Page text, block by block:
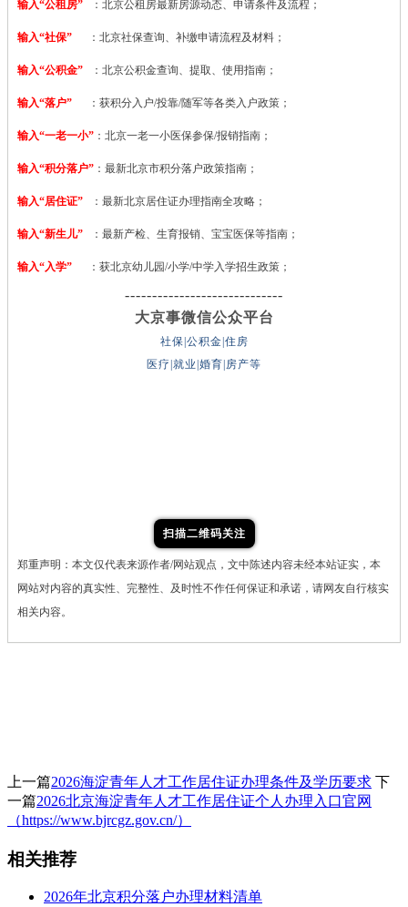
输入“公租房” ：北京公租房最新房源动态、申请条件及流程；
输入“社保” ：北京社保查询、补缴申请流程及材料；
输入“公积金” ：北京公积金查询、提取、使用指南；
输入“落户” ：获积分入户/投靠/随军等各类入户政策；
输入“一老一小” ：北京一老一小医保参保/报销指南；
输入“积分落户” ：最新北京市积分落户政策指南；
输入“居住证” ：最新北京居住证办理指南全攻略；
输入“新生儿” ：最新产检、生育报销、宝宝医保等指南；
输入“入学” ：获北京幼儿园/小学/中学入学招生政策；
-----------------------------
大京事微信公众平台
社保|公积金|住房
医疗|就业|婚育|房产等
扫描二维码关注
郑重声明：本文仅代表来源作者/网站观点，文中陈述内容未经本站证实，本
网站对内容的真实性、完整性、及时性不作任何保证和承诺，请网友自行核实
相关内容。
上一篇2026海淀青年人才工作居住证办理条件及学历要求 下
一篇2026北京海淀青年人才工作居住证个人办理入口官网
（https://www.bjrcgz.gov.cn/）
相关推荐
2026年北京积分落户办理材料清单